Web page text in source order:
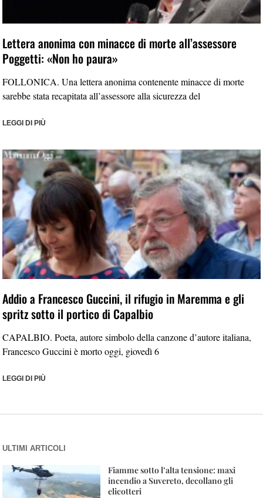
Lettera anonima con minacce di morte all’assessore
Poggetti: «Non ho paura»
FOLLONICA. Una lettera anonima contenente minacce di morte
sarebbe stata recapitata all’assessore alla sicurezza del
LEGGI DI PIÙ
Addio a Francesco Guccini, il rifugio in Maremma e gli
spritz sotto il portico di Capalbio
CAPALBIO. Poeta, autore simbolo della canzone d’autore italiana,
Francesco Guccini è morto oggi, giovedì 6
LEGGI DI PIÙ
ULTIMI ARTICOLI
Fiamme sotto l’alta tensione: maxi
incendio a Suvereto, decollano gli
elicotteri